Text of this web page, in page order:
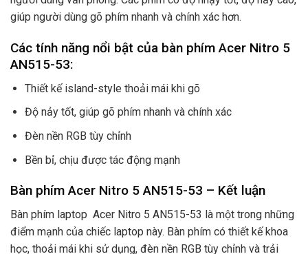
giúp người dùng gõ phím nhanh và chính xác hơn.
Các tính năng nổi bật của bàn phím Acer Nitro 5
AN515-53:
Thiết kế island-style thoải mái khi gõ
Độ nảy tốt, giúp gõ phím nhanh và chính xác
Đèn nền RGB tùy chỉnh
Bền bỉ, chịu được tác động mạnh
Bàn phím Acer Nitro 5 AN515-53 – Kết luận
Bàn phím laptop Acer Nitro 5 AN515-53 là một trong những
điểm mạnh của chiếc laptop này. Bàn phím có thiết kế khoa
học, thoải mái khi sử dụng, đèn nền RGB tùy chỉnh và trải